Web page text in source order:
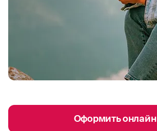
Оформить онлайн